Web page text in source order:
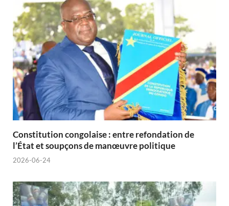
Constitution congolaise : entre refondation de
l’État et soupçons de manœuvre politique
2026-06-24